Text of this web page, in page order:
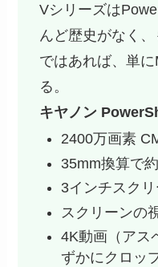
Vシリーズは
んど歴史がなく
ではあれば、単
る。
キヤノン
2400万画素
35mm換算で
3インチスクリ
スクリーンの
4K動画（アス
ずかにクロップ